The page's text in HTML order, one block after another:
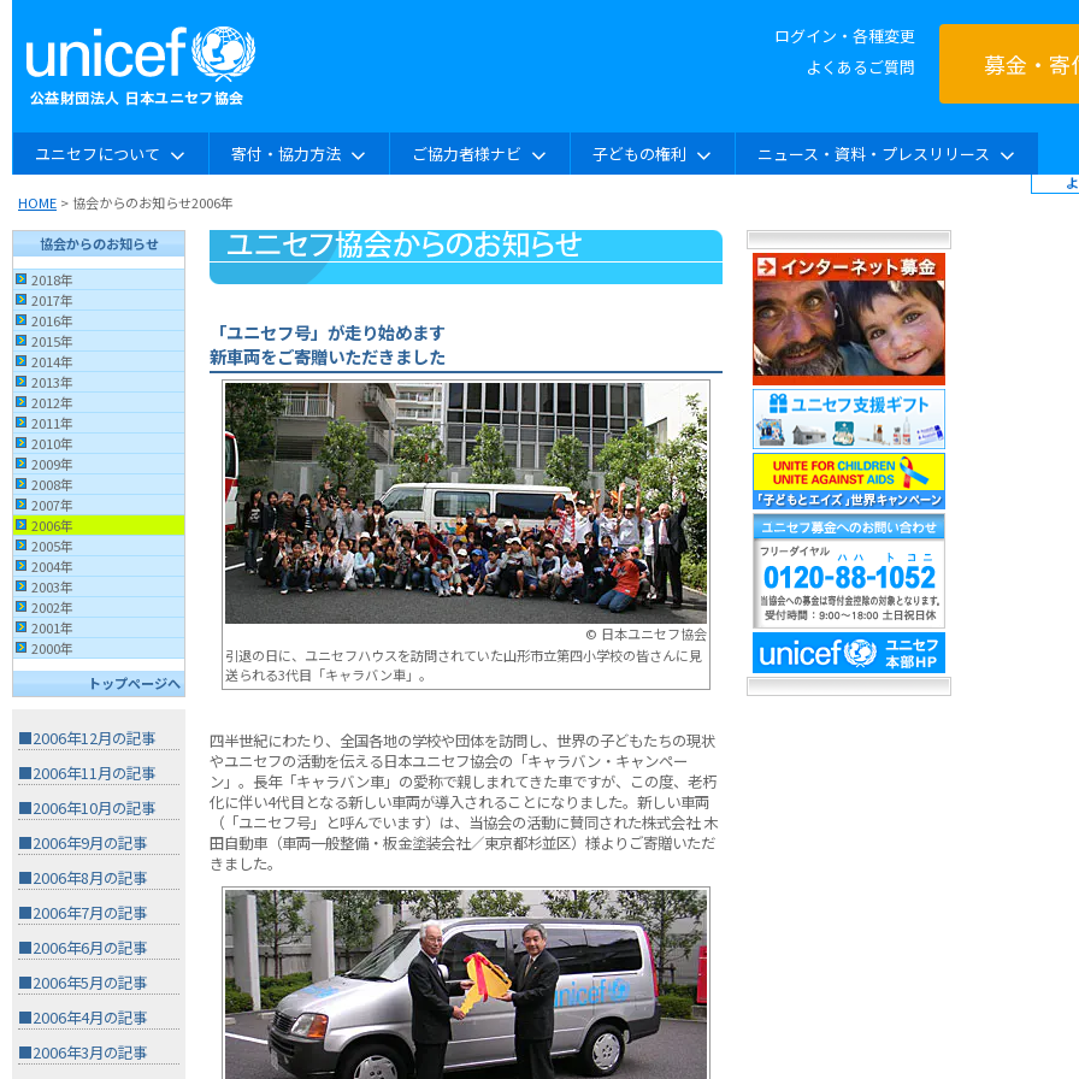
ログイン・各種変更
よくあるご質問
募金・寄
ユニセフについて 寄付・協力方法 ご協力者様ナビ 子どもの権利 ニュース・資料・プレスリリース
HOME > 協会からのお知らせ2006年
協会からのお知らせ
2018年
2017年
2016年
2015年
2014年
2013年
2012年
2011年
2010年
2009年
2008年
2007年
2006年
2005年
2004年
2003年
2002年
2001年
2000年
トップページへ
■2006年12月の記事
■2006年11月の記事
■2006年10月の記事
■2006年9月の記事
■2006年8月の記事
■2006年7月の記事
■2006年6月の記事
■2006年5月の記事
■2006年4月の記事
■2006年3月の記事
「ユニセフ号」が走り始めます
新車両をご寄贈いただきました
© 日本ユニセフ協会
引退の日に、ユニセフハウスを訪問されていた山形市立第四小学校の皆さんに見
送られる3代目「キャラバン車」。
四半世紀にわたり、全国各地の学校や団体を訪問し、世界の子どもたちの現状
やユニセフの活動を伝える日本ユニセフ協会の「キャラバン・キャンペー
ン」。長年「キャラバン車」の愛称で親しまれてきた車ですが、この度、老朽
化に伴い4代目となる新しい車両が導入されることになりました。新しい車両
（「ユニセフ号」と呼んでいます）は、当協会の活動に賛同された株式会社 木
田自動車（車両一般整備・板金塗装会社／東京都杉並区）様よりご寄贈いただ
きました。